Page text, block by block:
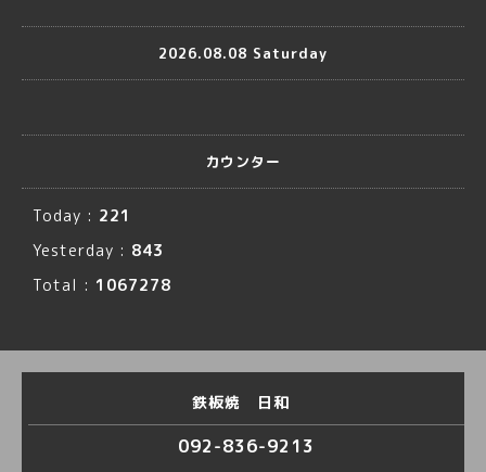
2026.08.08 Saturday
カウンター
Today : 221
Yesterday : 843
Total : 1067278
鉄板焼 日和
092-836-9213